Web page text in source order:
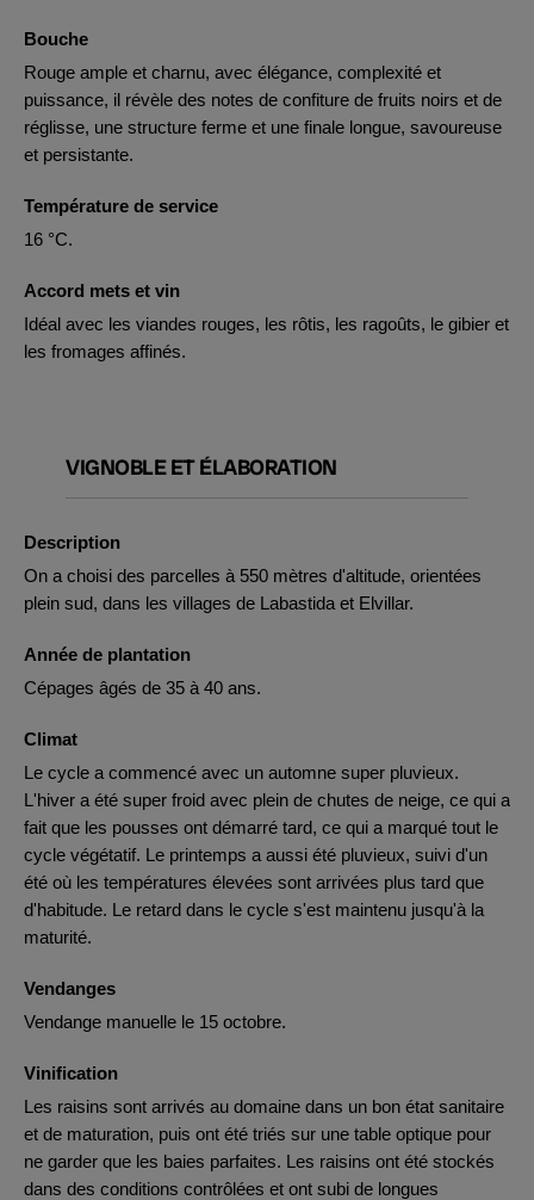
Bouche
Rouge ample et charnu, avec élégance, complexité et
puissance, il révèle des notes de confiture de fruits noirs et de
réglisse, une structure ferme et une finale longue, savoureuse
et persistante.
Température de service
16 °C.
Accord mets et vin
Idéal avec les viandes rouges, les rôtis, les ragoûts, le gibier et
les fromages affinés.
VIGNOBLE ET ÉLABORATION
Description
On a choisi des parcelles à 550 mètres d'altitude, orientées
plein sud, dans les villages de Labastida et Elvillar.
Année de plantation
Cépages âgés de 35 à 40 ans.
Climat
Le cycle a commencé avec un automne super pluvieux.
L'hiver a été super froid avec plein de chutes de neige, ce qui a
fait que les pousses ont démarré tard, ce qui a marqué tout le
cycle végétatif. Le printemps a aussi été pluvieux, suivi d'un
été où les températures élevées sont arrivées plus tard que
d'habitude. Le retard dans le cycle s'est maintenu jusqu'à la
maturité.
Vendanges
Vendange manuelle le 15 octobre.
Vinification
Les raisins sont arrivés au domaine dans un bon état sanitaire
et de maturation, puis ont été triés sur une table optique pour
ne garder que les baies parfaites. Les raisins ont été stockés
dans des conditions contrôlées et ont subi de longues